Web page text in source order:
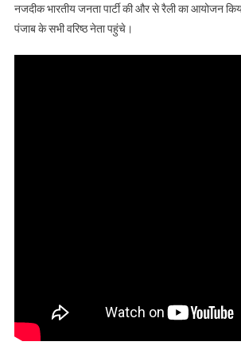
नजदीक भारतीय जनता पार्टी की और से रैली का आयोजन
पंजाब के सभी वरिष्ठ नेता पहुंचे।